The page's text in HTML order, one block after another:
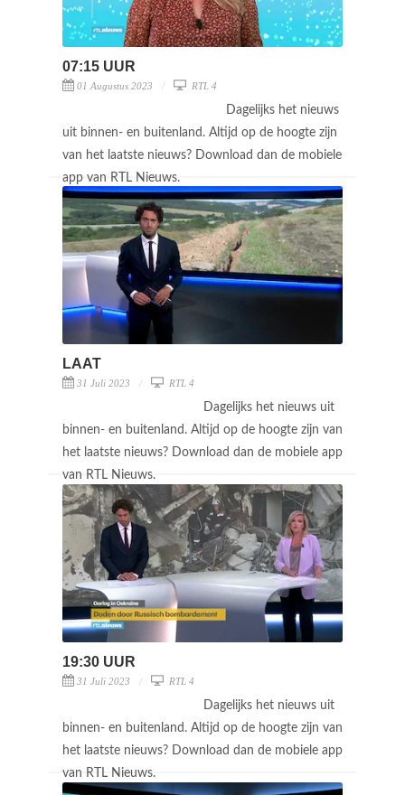
07:15 UUR
01 Augustus 2023 RTL 4
Dagelijks het nieuws
uit binnen- en buitenland. Altijd op de hoogte zijn
van het laatste nieuws? Download dan de mobiele
app van RTL Nieuws.
LAAT
31 Juli 2023 RTL 4
Dagelijks het nieuws uit
binnen- en buitenland. Altijd op de hoogte zijn van
het laatste nieuws? Download dan de mobiele app
van RTL Nieuws.
19:30 UUR
31 Juli 2023 RTL 4
Dagelijks het nieuws uit
binnen- en buitenland. Altijd op de hoogte zijn van
het laatste nieuws? Download dan de mobiele app
van RTL Nieuws.